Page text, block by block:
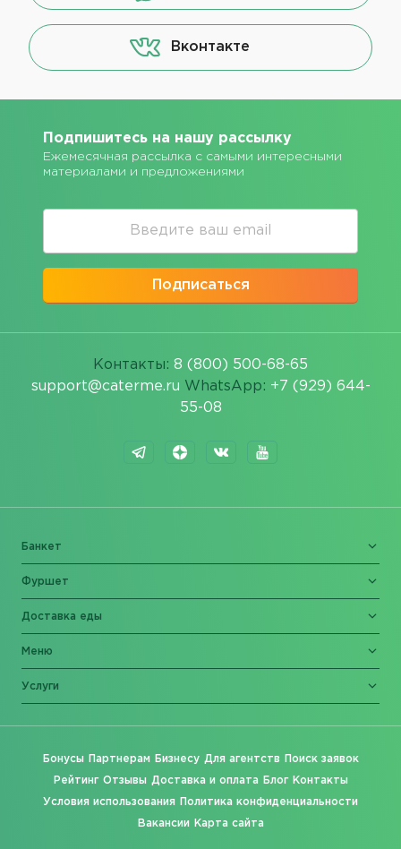
Вконтакте
Подпишитесь на нашу рассылку
Ежемесячная рассылка с самыми интересными
материалами и предложениями
Подписаться
Контакты: 8 (800) 500-68-65
support@caterme.ru WhatsApp: +7 (929) 644-
55-08
Банкет
Фуршет
Доставка еды
Меню
Услуги
Бонусы Партнерам Бизнесу Для агентств Поиск заявок
Рейтинг Отзывы Доставка и оплата Блог Контакты
Условия использования Политика конфиденциальности
Вакансии Карта сайта